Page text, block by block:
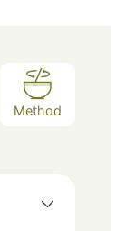
Method